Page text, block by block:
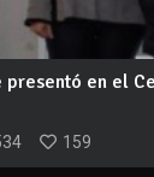
presentó en el
159